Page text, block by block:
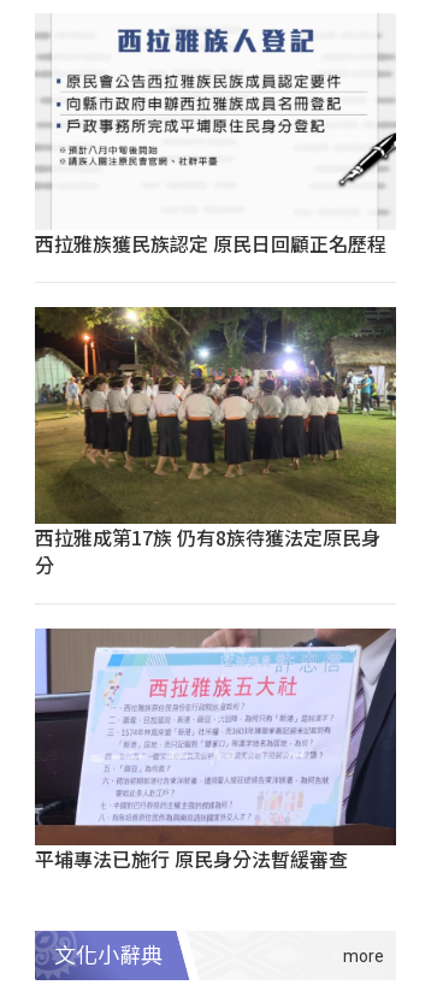
西拉雅族獲民族認定 原民日回顧正名歷程
西拉雅成第17族 仍有8族待獲法定原民身
分
平埔專法已施行 原民身分法暫緩審查
文化小辭典